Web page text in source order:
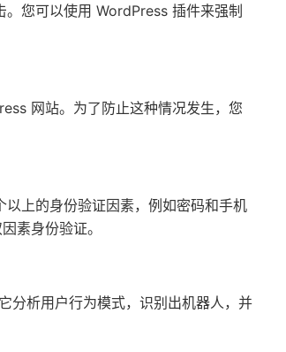
您可以使用 WordPress 插件来强制
网站。为了防止这种情况发生，您
上的身份验证因素，例如密码和手机
素身份验证。
分析用户行为模式，识别出机器人，并